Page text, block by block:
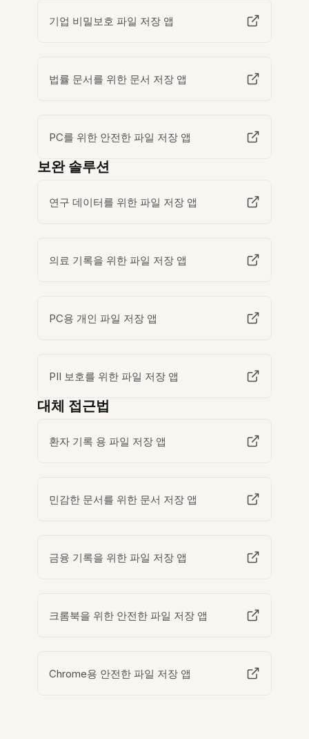
기업 비밀보호 파일 저장 앱
법률 문서를 위한 문서 저장 앱
PC를 위한 안전한 파일 저장 앱
보완 솔루션
연구 데이터를 위한 파일 저장 앱
의료 기록을 위한 파일 저장 앱
PC용 개인 파일 저장 앱
PII 보호를 위한 파일 저장 앱
대체 접근법
환자 기록 용 파일 저장 앱
민감한 문서를 위한 문서 저장 앱
금융 기록을 위한 파일 저장 앱
크롬북을 위한 안전한 파일 저장 앱
Chrome용 안전한 파일 저장 앱